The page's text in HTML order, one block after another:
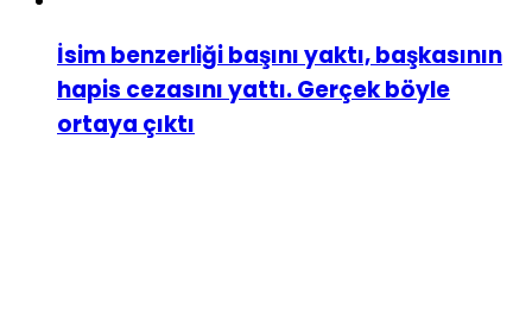
İsim benzerliği başını yaktı, başkasının
hapis cezasını yattı. Gerçek böyle
ortaya çıktı